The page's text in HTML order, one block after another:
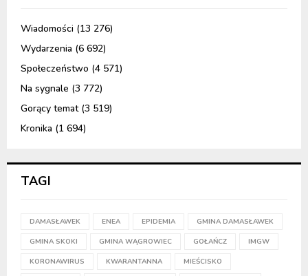
Wiadomości (13 276)
Wydarzenia (6 692)
Społeczeństwo (4 571)
Na sygnale (3 772)
Gorący temat(3 519)
Kronika (1 694)
TAGI
DAMASŁAWEK ENEA EPIDEMIA GMINA DAMASŁAWEK
GMINA SKOKI GMINA WĄGROWIEC GOŁAŃCZ IMGW
KORONAWIRUS KWARANTANNA MIEŚCISKO